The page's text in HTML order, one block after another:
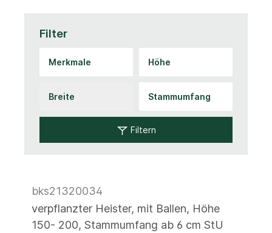
Filter
Filtern
bks21320034
verpflanzter Heister, mit Ballen, Höhe
150- 200, Stammumfang ab 6 cm StU